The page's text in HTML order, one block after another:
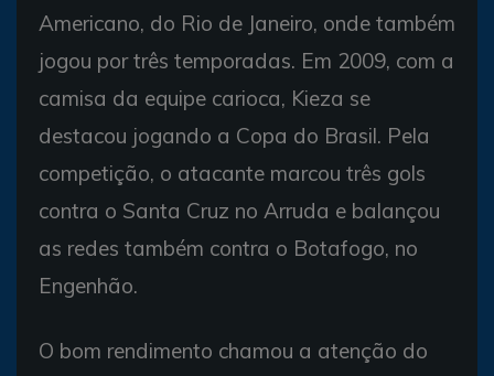
Americano, do Rio de Janeiro, onde também
jogou por três temporadas. Em 2009, com a
camisa da equipe carioca, Kieza se
destacou jogando a Copa do Brasil. Pela
competição, o atacante marcou três gols
contra o Santa Cruz no Arruda e balançou
as redes também contra o Botafogo, no
Engenhão.
O bom rendimento chamou a atenção do